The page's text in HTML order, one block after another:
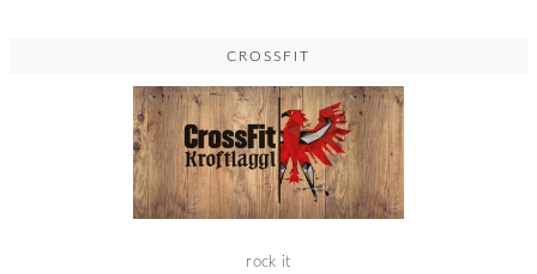
CROSSFIT
rock it